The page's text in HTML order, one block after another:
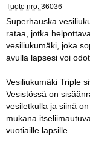
Tuote nro: 36036
Superhauska
rataa, jotka
vesiliukumäki, joka
avulla lapsesi voi
Vesiliukumäki Triple
Vesistössä on
vesiletkulla ja siinä
mukana
vuotiaille lapsille.